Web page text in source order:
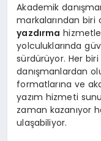
Akademik
markalarından biri
yazdırma
yolculuklarında
sürdürüyor. Her
danışmanlardan
formatlarına ve
yazım hizmeti
zaman kazanıyor
ulaşabiliyor.